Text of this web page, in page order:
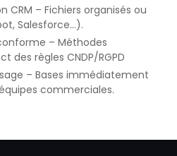
CRM – Fichiers organisés ou
Salesforce…).
– Méthodes
des règles CNDP/RGPD
– Bases immédiatement
commerciales.